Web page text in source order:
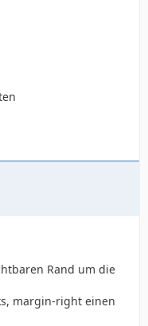
Rand um die
margin-right einen